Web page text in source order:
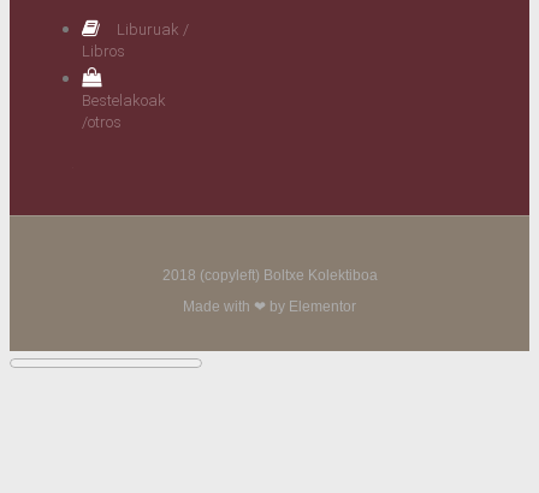
Liburuak /
Libros
Bestelakoak
/otros
2018 (copyleft) Boltxe Kolektiboa
Made with ❤ by Elementor